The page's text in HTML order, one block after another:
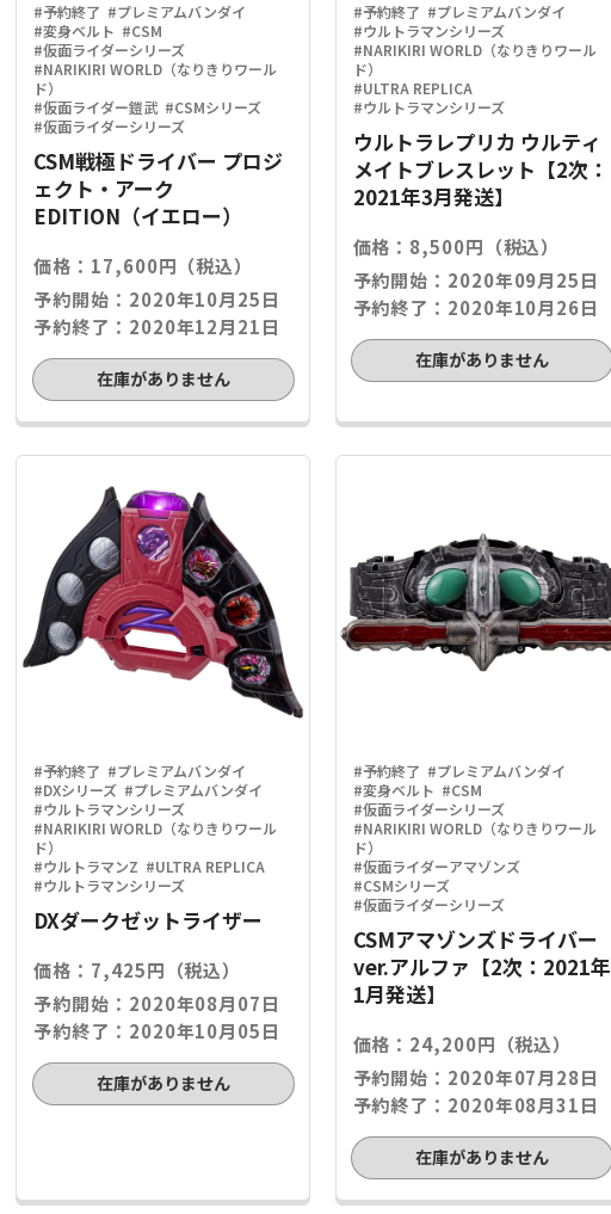
#予約終了 #プレミアムバンダイ
#変身ベルト #CSM
#仮面ライダーシリーズ
#NARIKIRI WORLD（なりきりワール
ド）
#仮面ライダー鎧武 #CSMシリーズ
#仮面ライダーシリーズ
CSM戦極ドライバー プロジ
ェクト・アーク
EDITION（イエロー）
価格：17,600円（税込）
予約開始：2020年10月25日
予約終了：2020年12月21日
在庫がありません
#予約終了 #プレミアムバンダイ
#ウルトラマンシリーズ
#NARIKIRI WORLD（なりきりワール
ド）
#ULTRA REPLICA
#ウルトラマンシリーズ
ウルトラレプリカ ウルティ
メイトブレスレット【2次：
2021年3月発送】
価格：8,500円（税込）
予約開始：2020年09月25日
予約終了：2020年10月26日
在庫がありません
#予約終了 #プレミアムバンダイ
#DXシリーズ #プレミアムバンダイ
#ウルトラマンシリーズ
#NARIKIRI WORLD（なりきりワール
ド）
#ウルトラマンZ #ULTRA REPLICA
#ウルトラマンシリーズ
DXダークゼットライザー
価格：7,425円（税込）
予約開始：2020年08月07日
予約終了：2020年10月05日
在庫がありません
#予約終了 #プレミアムバンダイ
#変身ベルト #CSM
#仮面ライダーシリーズ
#NARIKIRI WORLD（なりきりワール
ド）
#仮面ライダーアマゾンズ
#CSMシリーズ
#仮面ライダーシリーズ
CSMアマゾンズドライバー
ver.アルファ【2次：2021年
1月発送】
価格：24,200円（税込）
予約開始：2020年07月28日
予約終了：2020年08月31日
在庫がありません